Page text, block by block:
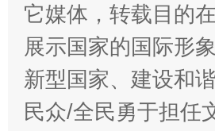
国家大学科技园优化重塑工作
它媒体，转载目的
展示国家的国际形
新型国家、建设和
民众/全民勇于担任